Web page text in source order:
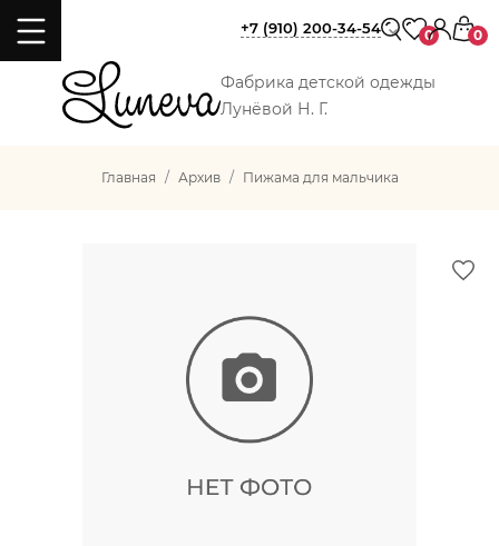
Фабрика детской одежды
Лунёвой Н. Г.
+7 (910) 200-34-54 0 0
Главная Архив Пижама для мальчика